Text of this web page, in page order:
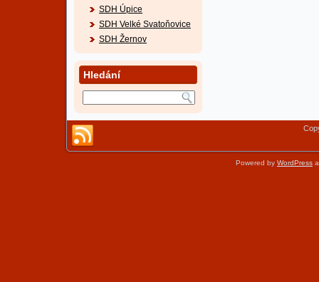
SDH Úpice
SDH Velké Svatoňovice
SDH Žernov
Hledání
Powered by WordPress